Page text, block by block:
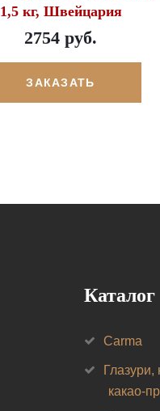
1,5 кг, Швейцария
2754 руб.
ЗАКАЗАТЬ
Каталог
Carma
Глазури,
какао-